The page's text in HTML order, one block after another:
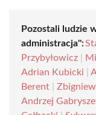
Pozostali ludzie
administracja":
Przybyłowicz
Adrian Kubicki
Berent
Andrzej